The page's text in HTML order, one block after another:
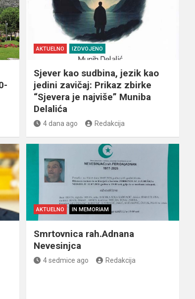
AKTUELNO IZDVOJENO
Sjever kao sudbina, jezik kao
jedini zavičaj: Prikaz zbirke
“Sjevera je najviše” Muniba
Delalića
4 dana ago Redakcija
AKTUELNO IN MEMORIAM
Smrtovnica rah.Adnana
Nevesinjca
4 sedmice ago Redakcija